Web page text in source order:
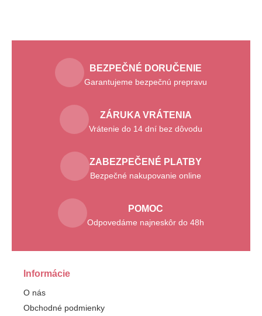
BEZPEČNÉ DORUČENIE
Garantujeme bezpečnú prepravu
ZÁRUKA VRÁTENIA
Vrátenie do 14 dní bez dôvodu
ZABEZPEČENÉ PLATBY
Bezpečné nakupovanie online
POMOC
Odpovedáme najneskôr do 48h
Informácie
O nás
Obchodné podmienky